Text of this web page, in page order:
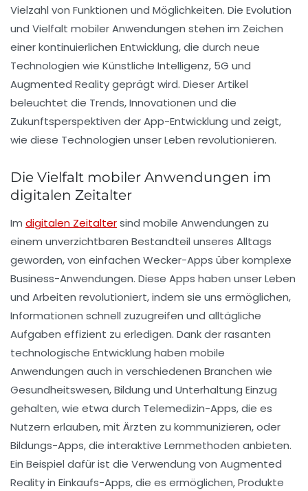
Vielzahl von Funktionen und Möglichkeiten. Die Evolution
und Vielfalt mobiler Anwendungen stehen im Zeichen
einer kontinuierlichen Entwicklung, die durch neue
Technologien wie Künstliche Intelligenz, 5G und
Augmented Realitygeprägt wird. Dieser Artikel
beleuchtet die Trends, Innovationen und die
Zukunftsperspektiven derApp-Entwicklung und zeigt,
wie diese Technologien unser Leben revolutionieren.
Die Vielfalt mobiler Anwendungen im
digitalen Zeitalter
Im digitalen Zeitaltersind mobile Anwendungen zu
einem unverzichtbaren Bestandteil unseres Alltags
geworden, von einfachen Wecker-Apps über komplexe
Business-Anwendungen. Diese Apps haben unser Leben
und Arbeiten revolutioniert, indem sie uns ermöglichen,
Informationen schnell zuzugreifen und alltägliche
Aufgaben effizient zu erledigen. Dank der rasanten
technologische Entwicklung haben mobile
Anwendungen auch in verschiedenen Branchen wie
Gesundheitswesen,Bildung und Unterhaltung Einzug
gehalten, wie etwa durch Telemedizin-Apps, die es
Nutzern erlauben, mit Ärzten zu kommunizieren, oder
Bildungs-Apps, die interaktive Lernmethoden anbieten.
Ein Beispiel dafür ist die Verwendung von Augmented
Realityin Einkaufs-Apps, die es ermöglichen, Produkte